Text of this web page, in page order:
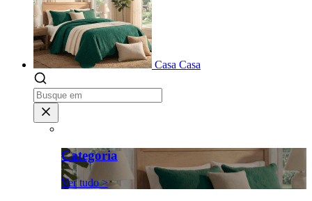
Casa Casa
Categoria
Ver tudo >